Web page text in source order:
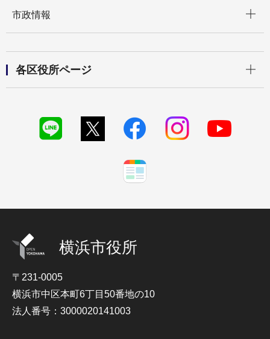
市政情報
各区役所ページ
横浜市役所
〒231-0005
横浜市中区本町6丁目50番地の10
法人番号：3000020141003